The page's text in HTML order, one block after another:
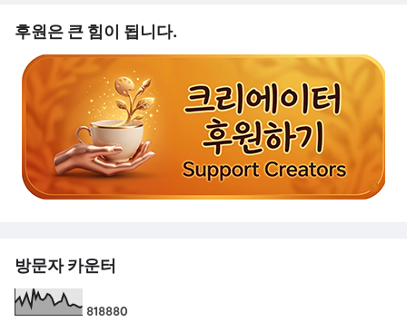
후원은 큰 힘이 됩니다.
방문자 카운터
818880